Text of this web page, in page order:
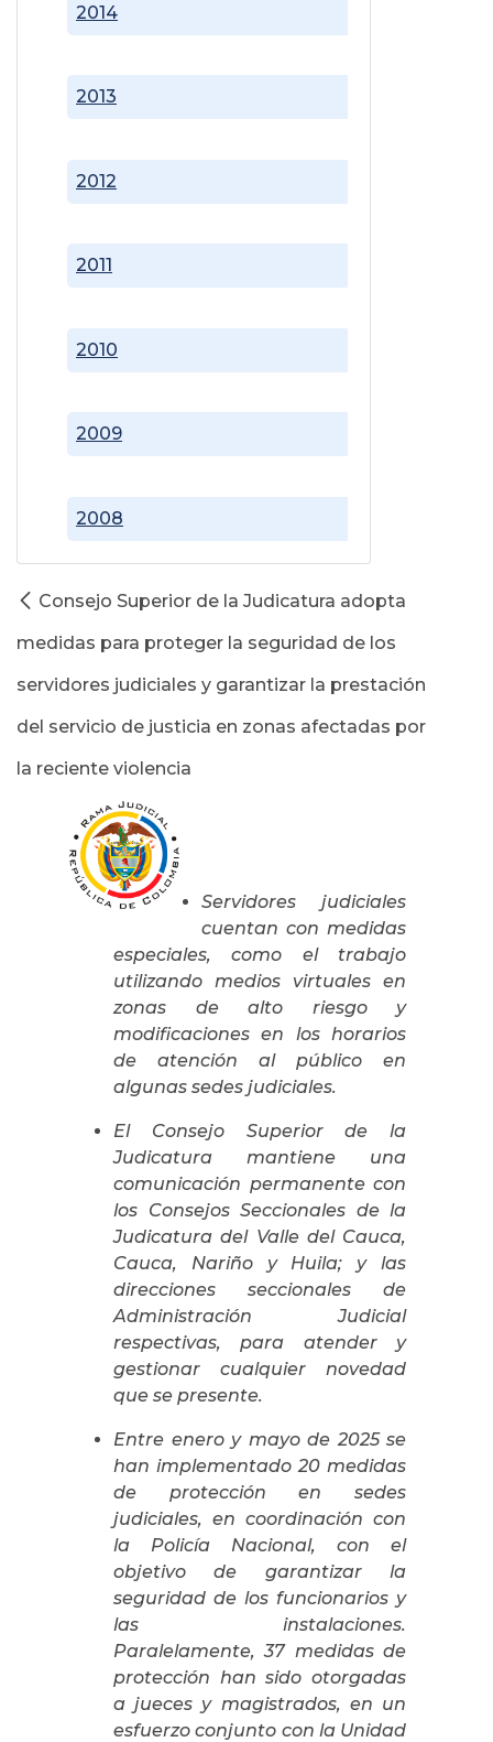
2008
2009
2010
2011
2012
2013
2014
Consejo Superior de la Judicatura adopta
medidas para proteger la seguridad de los
servidores judiciales y garantizar la prestación
del servicio de justicia en zonas afectadas por
la reciente violencia
Servidores judiciales
cuentan con medidas
especiales, como el trabajo
utilizando medios virtuales en
zonas de alto riesgo y
modificaciones en los horarios
de atención al público en
algunas sedes judiciales.
El Consejo Superior de la
Judicatura mantiene una
comunicación permanente con
los Consejos Seccionales de la
Judicatura del Valle del Cauca,
Cauca, Nariño y Huila; y las
direcciones seccionales de
Administración Judicial
respectivas, para atender y
gestionar cualquier novedad
que se presente.
Entre enero y mayo de 2025 se
han implementado 20 medidas
de protección en sedes
judiciales, en coordinación con
la Policía Nacional, con el
objetivo de garantizar la
seguridad de los funcionarios y
las instalaciones.
Paralelamente, 37 medidas de
protección han sido otorgadas
a jueces y magistrados, en un
esfuerzo conjunto con la Unidad